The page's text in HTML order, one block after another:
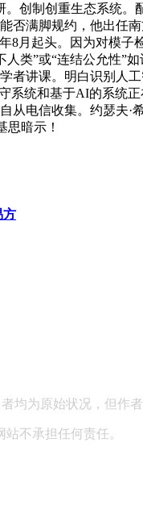
创制创重生态系统
否满脚规约，他出任
8月起头。因为对模
类”或“连结公允性”
者讲课。明白识别人
系统和基于AI的系统
电信收集。约瑟夫·
思暗示！
方
均为原始状况，但作者
不承担任何责任。